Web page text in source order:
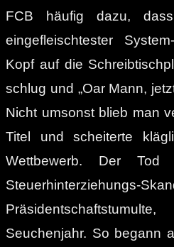
FCB häufig dazu,
eingefleischtester
Kopf auf die
schlug und „Oar Mann,
Nicht umsonst blieb man
Titel und scheiterte
Wettbewerb. Der Tod
Steuerhinterziehungs-
Seuchenjahr. So begann